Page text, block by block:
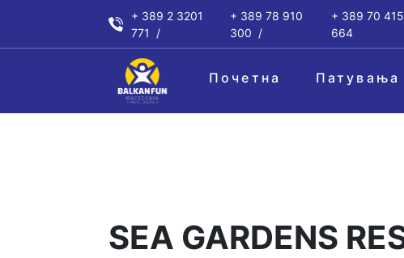
+ 389 2 3201
771
+ 389 78 910
300
+ 389 70 415
664
Почетна Патувања
SEA GARDENS